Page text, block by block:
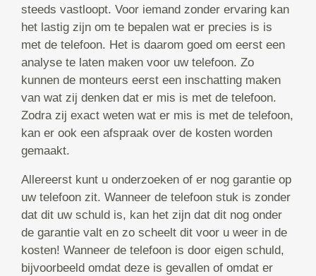
steeds vastloopt. Voor iemand zonder ervaring kan
het lastig zijn om te bepalen wat er precies is is
met de telefoon. Het is daarom goed om eerst een
analyse te laten maken voor uw telefoon. Zo
kunnen de monteurs eerst een inschatting maken
van wat zij denken dat er mis is met de telefoon.
Zodra zij exact weten wat er mis is met de telefoon,
kan er ook een afspraak over de kosten worden
gemaakt.
Allereerst kunt u onderzoeken of er nog garantie op
uw telefoon zit. Wanneer de telefoon stuk is zonder
dat dit uw schuld is, kan het zijn dat dit nog onder
de garantie valt en zo scheelt dit voor u weer in de
kosten! Wanneer de telefoon is door eigen schuld,
bijvoorbeeld omdat deze is gevallen of omdat er